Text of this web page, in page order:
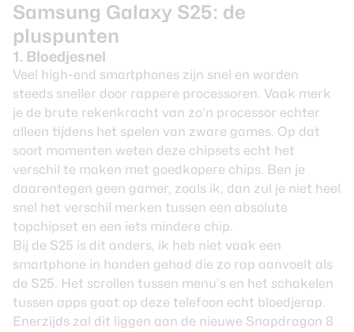
Samsung Galaxy S25: de
pluspunten
1. Bloedjesnel
Veel high-end smartphones zijn snel en worden
steeds sneller door rappere processoren. Vaak merk
je de brute rekenkracht van zo’n processor echter
alleen tijdens het spelen van zware games. Op dat
soort momenten weten deze chipsets echt het
verschil te maken met goedkopere chips. Ben je
daarentegen geen gamer, zoals ik, dan zul je niet heel
snel het verschil merken tussen een absolute
topchipset en een iets mindere chip.
Bij de S25 is dit anders, ik heb niet vaak een
smartphone in handen gehad die zo rap aanvoelt als
de S25. Het scrollen tussen menu’s en het schakelen
tussen apps gaat op deze telefoon echt bloedjerap.
Enerzijds zal dit liggen aan de nieuwe Snapdragon 8